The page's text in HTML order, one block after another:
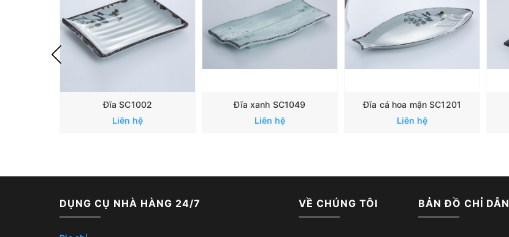
Đĩa SC1002
Liên hệ
Đĩa xanh SC1049
Liên hệ
Đĩa cá hoa mận SC1201
Liên hệ
DỤNG CỤ NHÀ HÀNG 24/7 VỀ CHÚNG TÔI BẢN ĐỒ CHỈ DẪN